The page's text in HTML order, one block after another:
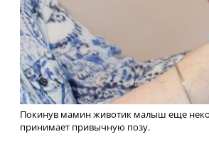
Покинув мамин животик малыш еще
принимает привычную позу.